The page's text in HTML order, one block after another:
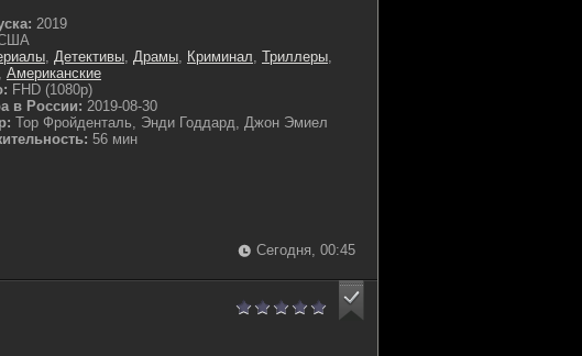
2019
, Детективы, Драмы, Криминал, Триллеры,
, Американские
FHD (1080p)
в России: 2019-08-30
Тор Фройденталь, Энди Годдард, Джон Эмиел
56 мин
Сегодня, 00:45